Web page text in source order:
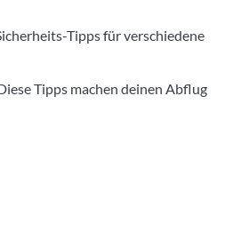
Tipps für verschiedene
Tipps machen deinen Abflug